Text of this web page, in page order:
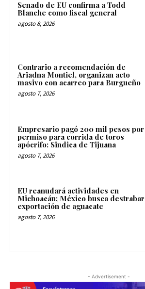
Senado de EU confirma a Todd
Blanche como fiscal general
agosto 8, 2026
Contrario a recomendación de
Ariadna Montiel, organizan acto
masivo con acarreo para Burgueño
agosto 7, 2026
Empresario pagó 200 mil pesos por
permiso para corrida de toros
apócrifo: Sindica de Tijuana
agosto 7, 2026
EU reanudará actividades en
Michoacán; México busca destrabar
exportación de aguacate
agosto 7, 2026
- Advertisement -